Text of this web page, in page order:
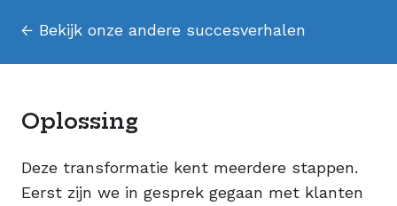
← Bekijk onze andere succesverhalen
Oplossing
Deze transformatie kent meerdere stappen.
Eerst zijn we in gesprek gegaan met klanten